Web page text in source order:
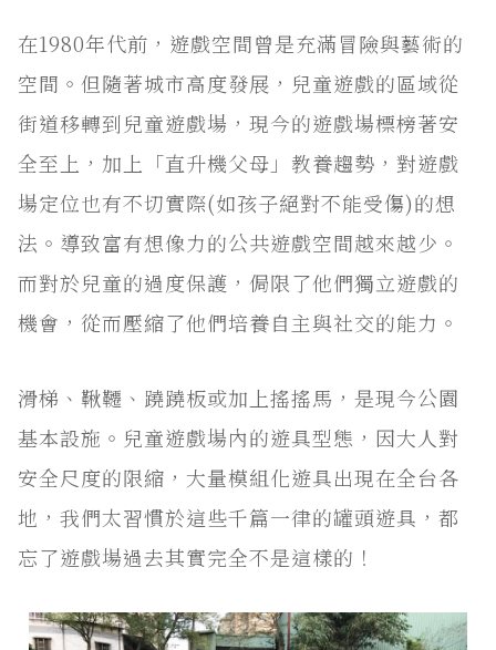
在1980年代前，遊戲空間曾是充滿冒險與藝術的
空間。但隨著城市高度發展，兒童遊戲的區域從
街道移轉到兒童遊戲場，現今的遊戲場標榜著安
全至上，加上「直升機父母」教養趨勢，對遊戲
場定位也有不切實際(如孩子絕對不能受傷)的想
法。導致富有想像力的公共遊戲空間越來越少。
而對於兒童的過度保護，侷限了他們獨立遊戲的
機會，從而壓縮了他們培養自主與社交的能力。
滑梯、鞦韆、蹺蹺板或加上搖搖馬，是現今公園
基本設施。兒童遊戲場內的遊具型態，因大人對
安全尺度的限縮，大量模組化遊具出現在全台各
地，我們太習慣於這些千篇一律的罐頭遊具，都
忘了遊戲場過去其實完全不是這樣的！